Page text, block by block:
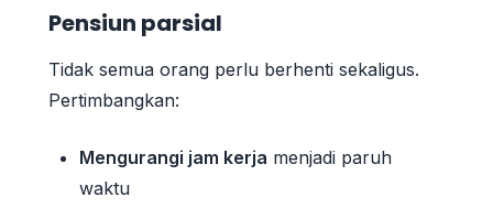
Pensiun parsial
Tidak semua orang perlu berhenti sekaligus.
Pertimbangkan:
Mengurangi jam kerja menjadi paruh
waktu